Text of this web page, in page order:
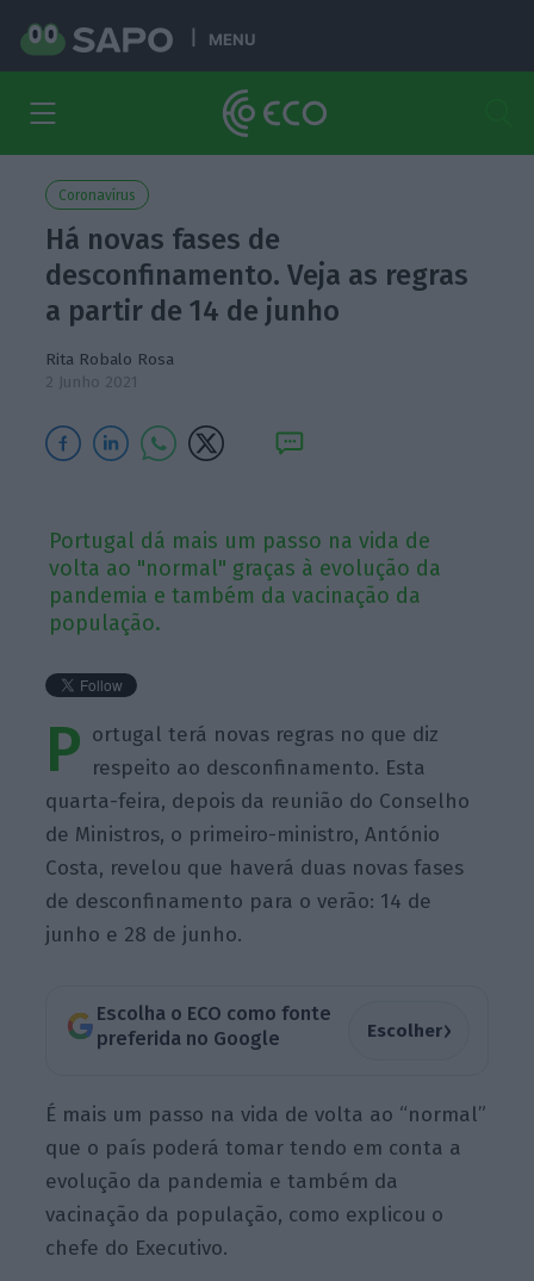
MENU
Coronavírus
Há novas fases de
desconfinamento. Veja as regras
a partir de 14 de junho
Rita Robalo Rosa
2 Junho 2021
Portugal dá mais um passo na vida de
volta ao "normal" graças à evolução da
pandemia e também da vacinação da
população.
P ortugal terá novas regras no que diz
respeito ao desconfinamento. Esta
quarta-feira, depois da reunião do Conselho
de Ministros, o primeiro-ministro, António
Costa, revelou que haverá duas novas fases
de desconfinamento para o verão: 14 de
junho e 28 de junho.
Escolha o ECO como fonte
preferida no Google
Escolher›
É mais um passo na vida de volta ao “normal”
que o país poderá tomar tendo em conta a
evolução da pandemia e também da
vacinação da população, como explicou o
chefe do Executivo.